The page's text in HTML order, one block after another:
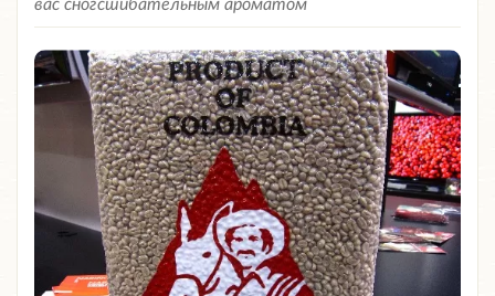
вас сногсшибательным ароматом